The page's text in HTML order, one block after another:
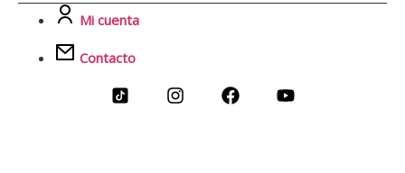
Mi cuenta
Contacto